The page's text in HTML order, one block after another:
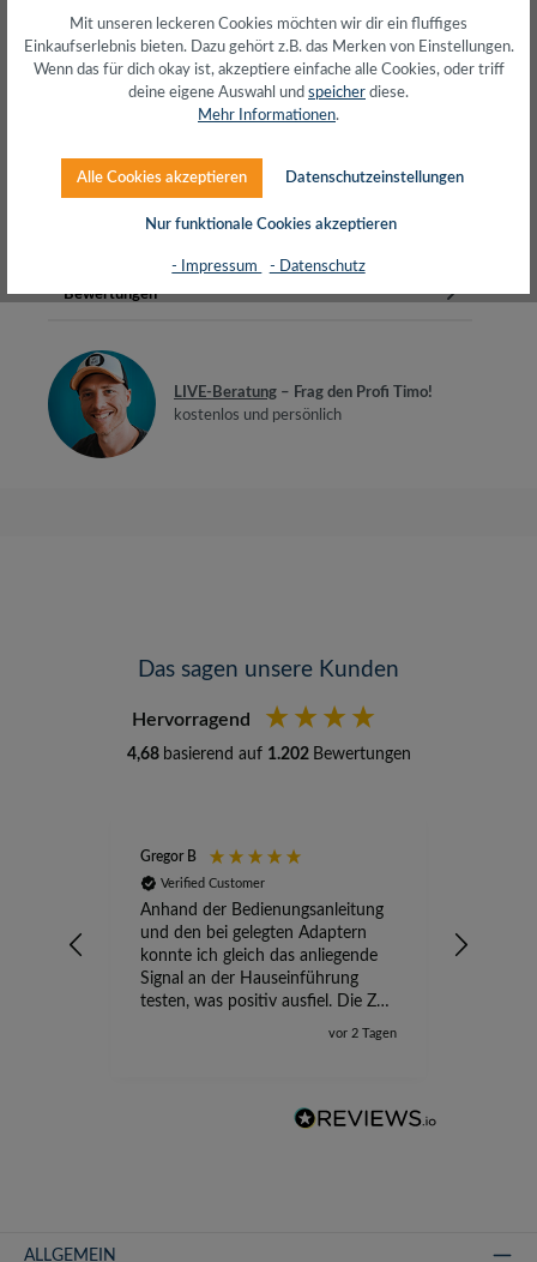
50/125µ OM4 (Klasse A)Mantel…
Bewertungen
LIVE-Beratung – Frag den Profi Timo!
kostenlos und persönlich
Das sagen unsere Kunden
Hervorragend
4,68 basierend auf 1.202 Bewertungen
Gregor B
Verified Customer
Anhand der Bedienungsanleitung
und den bei gelegten Adaptern
konnte ich gleich das anliegende
Signal an der Hauseinführung
testen, was positiv ausfiel. Die Zeit
der Ungewissheit ist jetzt vorbei,
vor 2 Tagen
ALLGEMEIN
Mit unseren leckeren Cookies möchten wir dir ein fluffiges
Einkaufserlebnis bieten. Dazu gehört z.B. das Merken von Einstellungen.
Wenn das für dich okay ist, akzeptiere einfache alle Cookies, oder triff
deine eigene Auswahl und speicher diese.
Mehr Informationen.
Alle Cookies akzeptieren Datenschutzeinstellungen
Nur funktionale Cookies akzeptieren
- Impressum - Datenschutz